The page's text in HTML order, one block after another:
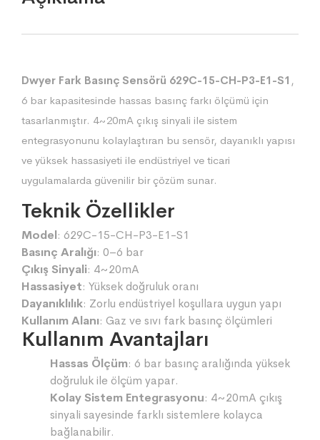
Dwyer Fark Basınç Sensörü 629C-15-CH-P3-E1-S1 ,
6 bar kapasitesinde hassas basınç farkı ölçümü için
tasarlanmıştır. 4~20mA çıkış sinyali ile sistem
entegrasyonunu kolaylaştıran bu sensör, dayanıklı yapısı
ve yüksek hassasiyeti ile endüstriyel ve ticari
uygulamalarda güvenilir bir çözüm sunar.
Teknik Özellikler
Model: 629C-15-CH-P3-E1-S1
Basınç Aralığı: 0–6 bar
Çıkış Sinyali: 4~20mA
Hassasiyet: Yüksek doğruluk oranı
Dayanıklılık: Zorlu endüstriyel koşullara uygun yapı
Kullanım Alanı: Gaz ve sıvı fark basınç ölçümleri
Kullanım Avantajları
Hassas Ölçüm: 6 bar basınç aralığında yüksek
doğruluk ile ölçüm yapar.
Kolay Sistem Entegrasyonu: 4~20mA çıkış
sinyali sayesinde farklı sistemlere kolayca
bağlanabilir.